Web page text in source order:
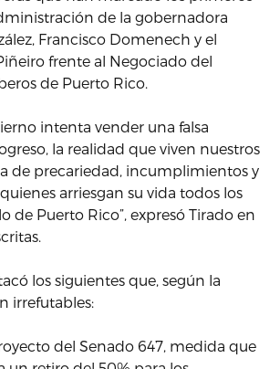
de la gobernadora
Francisco Domenech y el
frente al Negociado del
de Puerto Rico.
intenta vender una falsa
la realidad que viven nuestros
de precariedad, incumplimientos y
arriesgan su vida todos los
de Puerto Rico”, expresó Tirado en
los siguientes que, según la
irrefutables:
del Senado 647, medida que